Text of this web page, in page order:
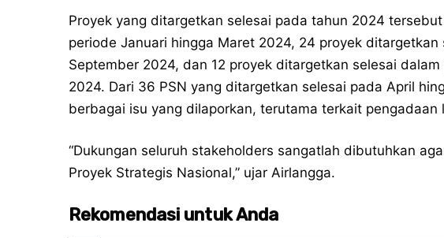
Proyek yang ditargetkan selesai pada tahun 2024
periode Januari hingga Maret 2024, 24 proyek
September 2024, dan 12 proyek ditargetkan selesai
2024. Dari 36 PSN yang ditargetkan selesai pada April
berbagai isu yang dilaporkan, terutama terkait pengadaan
“Dukungan seluruh stakeholders sangatlah dibutuhkan
Proyek Strategis Nasional,” ujar Airlangga.
Rekomendasi untuk Anda